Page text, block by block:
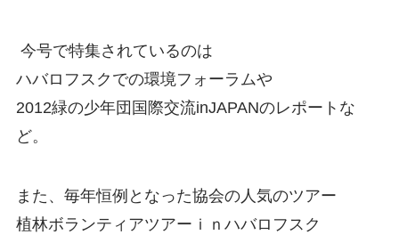
今号で特集されているのは
ハバロフスクでの環境フォーラムや
2012緑の少年団国際交流inJAPANのレポートな
ど。
また、毎年恒例となった協会の人気のツアー
植林ボランティアツアーｉｎハバロフスク